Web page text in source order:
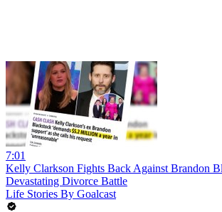
7:01
Kelly Clarkson Fights Back Against Brandon
Devastating Divorce Battle
Life Stories By Goalcast